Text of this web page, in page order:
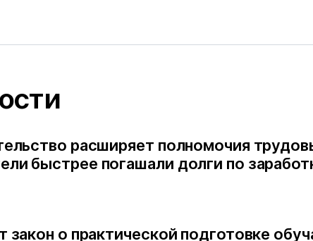
расширяет полномочия
быстрее погашали долги по
закон о практической подготовке